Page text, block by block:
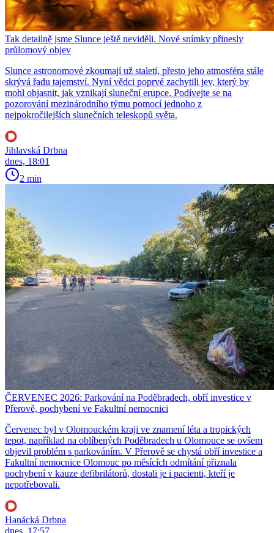
Tak detailně jsme Slunce ještě neviděli. Nové snímky přinesly
průlomový objev
Slunce astronomové zkoumají už staletí, přesto jeho atmosféra stále
skrývá řadu tajemství. Nyní vědci poprvé zachytili jev, který by
mohl objasnit, jak vznikají sluneční erupce. Podívejte se na
pozorování mezinárodního týmu pomocí jednoho z
nejpokročilejších slunečních teleskopů světa.
Jihlavská Drbna
dnes, 18:01
2 min
ČERVENEC 2026: Parkování na Poděbradech, obří investice v
Přerově, pochybení ve Fakultní nemocnici
Červenec byl v Olomouckém kraji ve znamení léta a tropických
tepot, například na oblíbených Poděbradech u Olomouce se ovšem
objevil problém s parkováním. V Přerově se chystá obří investice a
Fakultní nemocnice Olomouc po měsících odmítání přiznala
pochybení v kauze defibrilátorů, dostali je i pacienti, kteří je
nepotřebovali.
Hanácká Drbna
dnes, 17:57